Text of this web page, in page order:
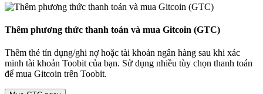
Thêm phương thức thanh toán và mua Gitcoin (GTC)
Thêm thẻ tín dụng/ghi nợ hoặc tài khoản ngân hàng sau khi xác
minh tài khoản Toobit của bạn. Sử dụng nhiều tùy chọn thanh toán
để mua Gitcoin trên Toobit.